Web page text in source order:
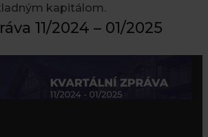
kapitálom.
11/2024 – 01/2025